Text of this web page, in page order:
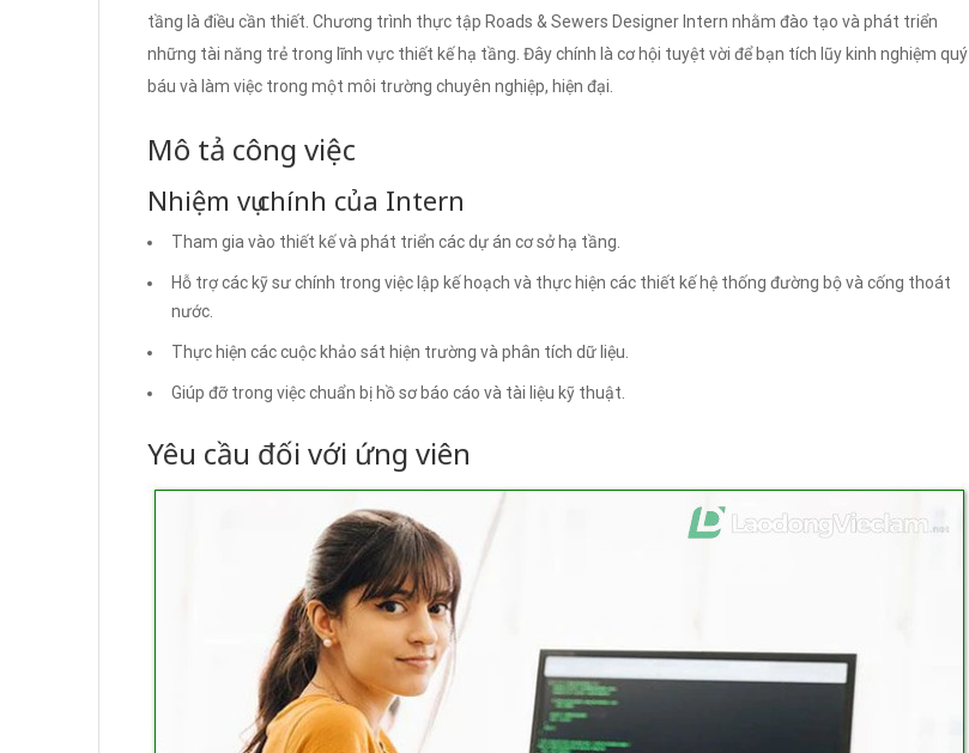
tầng là điều cần thiết. Chương trình thực tập Roads & Sewers Designer Intern nhằm đào tạo và phát triển
những tài năng trẻ trong lĩnh vực thiết kế hạ tầng. Đây chính là cơ hội tuyệt vời để bạn tích lũy kinh nghiệm quý
báu và làm việc trong một môi trường chuyên nghiệp, hiện đại.
Mô tả công việc
Nhiệm vụ chính của Intern
Tham gia vào thiết kế và phát triển các dự án cơ sở hạ tầng.
Hỗ trợ các kỹ sư chính trong việc lập kế hoạch và thực hiện các thiết kế hệ thống đường bộ và cống thoát
nước.
Thực hiện các cuộc khảo sát hiện trường và phân tích dữ liệu.
Giúp đỡ trong việc chuẩn bị hồ sơ báo cáo và tài liệu kỹ thuật.
Yêu cầu đối với ứng viên